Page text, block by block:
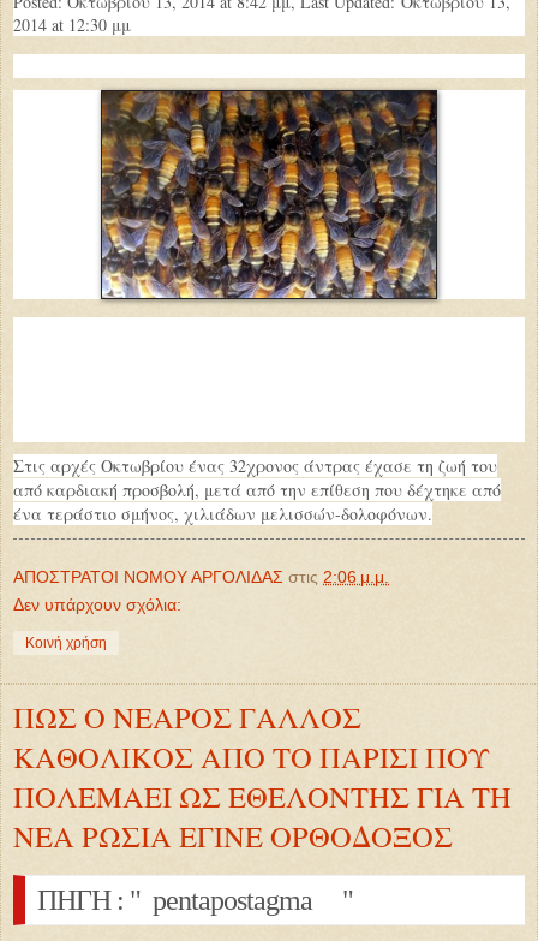
2014 at 12:30 μμ
Στις αρχές Οκτωβρίου ένας 32χρονος άντρας έχασε τη ζωή του
από καρδιακή προσβολή, μετά από την επίθεση που δέχτηκε από
ένα τεράστιο σμήνος, χιλιάδων μελισσών-δολοφόνων.
ΑΠΟΣΤΡΑΤΟΙ ΝΟΜΟΥ ΑΡΓΟΛΙΔΑΣ στις 2:06 μ.μ.
Δεν υπάρχουν σχόλια:
Κοινή χρήση
ΠΩΣ Ο ΝΕΑΡΟΣ ΓΑΛΛΟΣ
ΚΑΘΟΛΙΚΟΣ ΑΠΟ ΤΟ ΠΑΡΙΣΙ ΠΟΥ
ΠΟΛΕΜΑΕΙ ΩΣ ΕΘΕΛΟΝΤΗΣ ΓΙΑ ΤΗ
ΝΕΑ ΡΩΣΙΑ ΕΓΙΝΕ ΟΡΘΟΔΟΞΟΣ
ΠΗΓΗ : " pentapostagma "